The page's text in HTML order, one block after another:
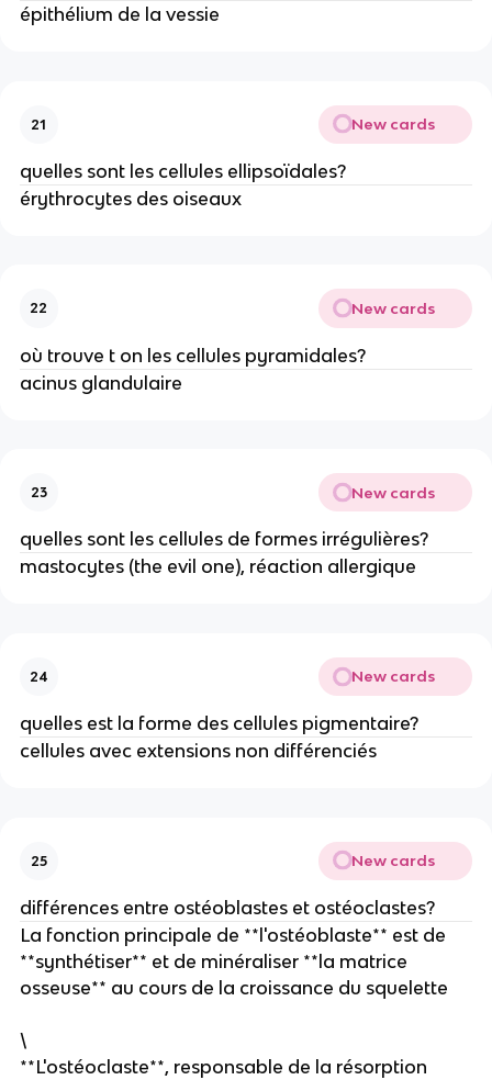
épithélium de la vessie
21 New cards
quelles sont les cellules ellipsoïdales?
érythrocytes des oiseaux
22 New cards
où trouve t on les cellules pyramidales?
acinus glandulaire
23 New cards
quelles sont les cellules de formes irrégulières?
mastocytes (the evil one), réaction allergique
24 New cards
quelles est la forme des cellules pigmentaire?
cellules avec extensions non différenciés
25 New cards
différences entre ostéoblastes et ostéoclastes?
La fonction principale de **l'ostéoblaste** est de
**synthétiser** et de minéraliser **la matrice
osseuse** au cours de la croissance du squelette
\
**L'ostéoclaste**, responsable de la résorption